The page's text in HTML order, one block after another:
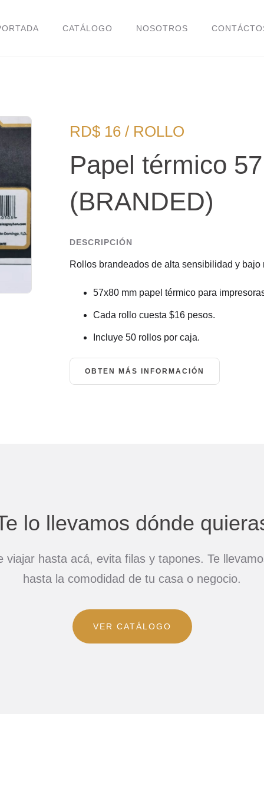
CATÁLOGO NOSOTROS
RD$ 16 / ROLLO
Papel térmico
(BRANDED)
DESCRIPCIÓN
Rollos brandeados de alta sensibilidad y bajo
57x80 mm papel térmico para
Cada rollo cuesta $16 pesos.
Incluye 50 rollos por caja.
OBTEN MÁS INFORMACIÓN
lo llevamos dónde
viajar hasta acá, evita filas y tapones. Te
hasta la comodidad de tu casa o negocio.
VER CATÁLOGO